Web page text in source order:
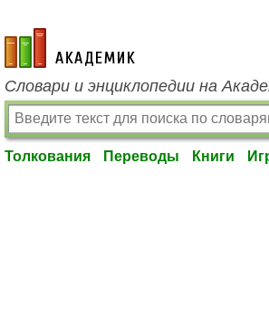
academic.ru
Словари и энциклопедии на
Толкования Переводы Книги